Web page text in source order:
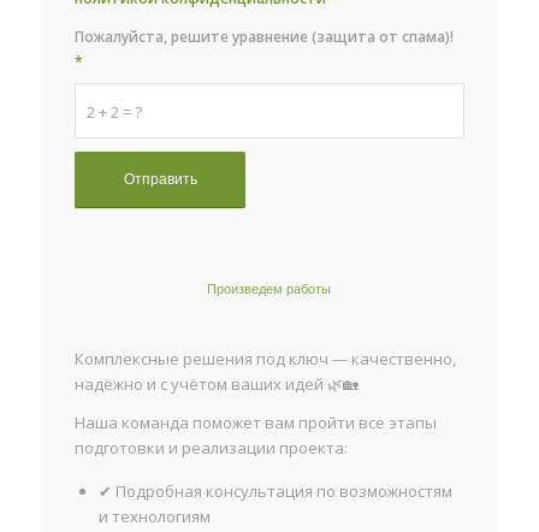
2 + 2 = ?
Пожалуйста, решите уравнение (защита от спама)!
*
Произведем работы
Комплексные решения под ключ — качественно,
надёжно и с учётом ваших идей 🌿🏡
Наша команда поможет вам пройти все этапы
подготовки и реализации проекта:
✔ Подробная консультация по возможностям
и технологиям